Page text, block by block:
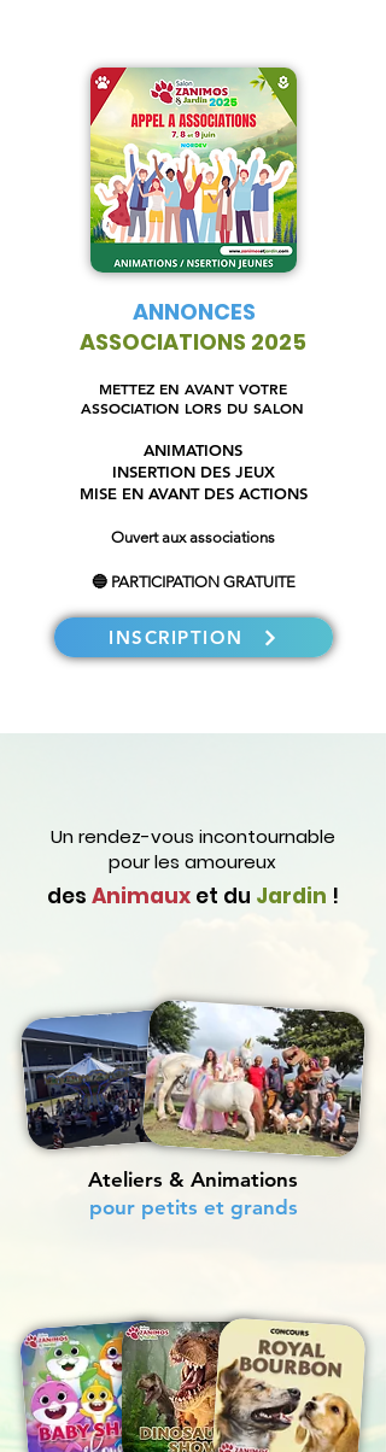
ANNONCES
ASSOCIATIONS 2025
METTEZ EN AVANT VOTRE
ASSOCIATION LORS DU SALON
ANIMATIONS
INSERTION DES JEUX
MISE EN AVANT DES ACTIONS
Ouvert aux associations
🔵 PARTICIPATION GRATUITE
INSCRIPTION
Un rendez-vous incontournable
pourles amoureux
des Animaux et du Jardin !
Ateliers & Animations
pour petits et grands